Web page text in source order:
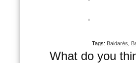
Tags: Baidarės
What do you